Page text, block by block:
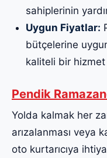
sahiplerinin
Uygun Fiyatlar:
bütçelerine
kaliteli bir
Pendik
Yolda kalmak her
arızalanması veya
oto kurtarıcıya